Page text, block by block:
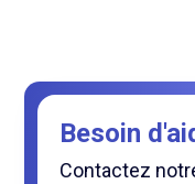
Besoin
Contactez